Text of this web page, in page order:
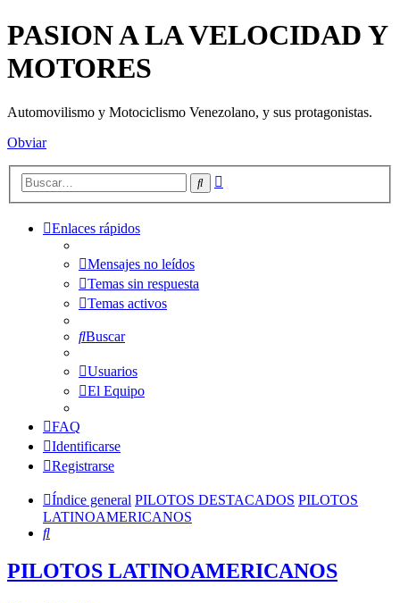
PASION A LA VELOCIDAD Y
MOTORES
Automovilismo y Motociclismo Venezolano, y sus protagonistas.
Obviar
Buscar
Enlaces rápidos
Mensajes no leídos
Temas sin respuesta
Temas activos
Buscar
Usuarios
El Equipo
FAQ
Identificarse
Registrarse
Índice general PILOTOS DESTACADOS PILOTOS
LATINOAMERICANOS
Buscar
PILOTOS LATINOAMERICANOS